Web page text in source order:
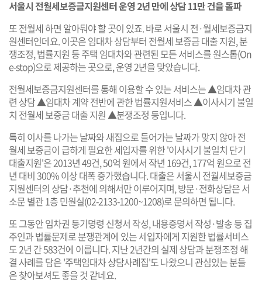
서울시 전월세보증금지원센터 운영 2년 만에 상담 11만 건을 돌파
또 전월세 하면 알아둬야 할 곳이 있죠. 바로 서울시 전·월세보증금지
원센터인데요. 이곳은 임대차 상담부터 전월세 보증금 대출 지원, 분
쟁조정, 법률지원 등 주택 임대차와 관련된 모든 서비스를 원스톱(On
e-stop)으로 제공하는 곳으로, 운영 2년을 맞았습니다.
전월세보증금지원센터를 통해 이용할 수 있는 서비스는 ▲임대차 관
련 상담 ▲임대차 계약 전반에 관한 법률지원서비스 ▲이사시기 불일
치 전월세 보증금 대출 지원 ▲분쟁조정 등입니다.
특히 이사를 나가는 날짜와 새집으로 들어가는 날짜가 맞지 않아 전
월세 보증금이 급하게 필요한 세입자를 위한 '이사시기 불일치 단기
대출지원'은 2013년 49건, 50억 원에서 작년 169건, 177억 원으로 전
년 대비 300% 이상 대폭 증가했습니다. 대출은 서울시 전월세보증금
지원센터의 상담·추천에 의해서만 이루어지며, 방문·전화상담은 서
소문 별관 1층 민원실(02-2133-1200~1208)로 문의하면 됩니다.
또 그동안 임차권 등기명령 신청서 작성, 내용증명서 작성·발송 등 집
주인과 법률문제로 분쟁관계에 있는 세입자에게 지원한 법률서비스
도 2년 간 583건에 이릅니다. 지난 2년간의 실제 상담과 분쟁조정 해
결 사례를 담은 '주택임대차 상담사례집'도 나왔으니 관심있는 분들
은 찾아보셔도 좋을 것 같네요.